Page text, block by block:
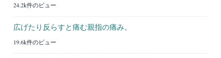
24.2k件のビュー
広げたり反らすと痛む親指の痛み。
19.6k件のビュー